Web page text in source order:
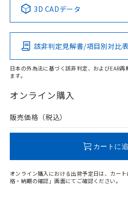
Pb Hg
O
在庫等で未対応品が混在する可能
問い合わせください。
この製品の規
その他の認証はこちらのペ
3D CADデータ
該非判定見解書/項目別対比表
日本の外為法に基づく該非判定、およびEAR
ます。
オンライン購入
販売価格（税込）
カートに
オンライン購入における出荷予定日は、カー
格・納期の確認」画面にてご確認ください。